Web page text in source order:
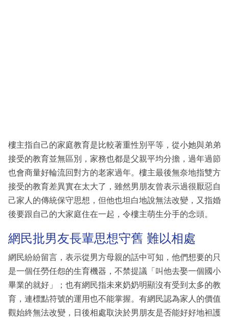
樓主指自己的家庭教育是比較著重性別平等，從小她與弟弟
接受的教育並無區別，家務也都是父親平均分擔，過年過節
也會商量好輪流回對方的老家過年。樓主最後無奈地指雙方
接受的教育差異實在太大了，雖然男朋友曾表示過很厭惡自
己家人的傳統保守思想，但他也坦白地說無法改變，又指婚
後要跟自己的大家庭住在一起，令樓主萌生分手的念頭。
網民批男友長輩思想守舊 難以相處
網民紛紛留言，表示從男方母親的話中可知，他們想要的只
是一個任勞任怨的生育機器，不禁提議「叫他去娶一個國小
畢業的就好」；也有網民指未來奶奶明顯沒有受到太多的教
育，連標點符號的運用也不能掌握。有網民認為家人的價值
觀始終無法改變，日後相處取決於男朋友是否能好好地袒護